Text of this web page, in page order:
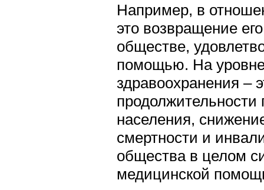
Например, в
это возвращение
обществе,
помощью. На
здравоохранения –
населения,
смертности и
общества в целом
медицинской